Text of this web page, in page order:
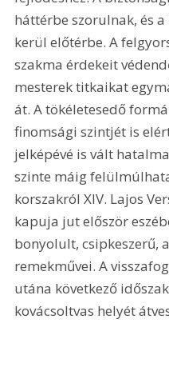
háttérbe szorulnak, és
kerül előtérbe. A
szakma érdekeit
mesterek titkaikat
át. A tökéletesedő
finomsági szintjét is
jelképévé is vált
szinte máig
korszakról XIV. Lajos
kapuja jut először
bonyolult, csipkeszerű,
remekművei. A
utána következő
kovácsoltvas helyét